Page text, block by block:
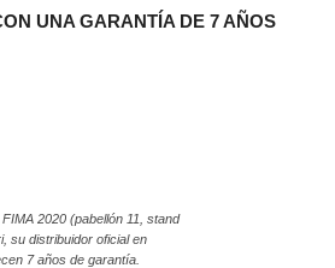
UNA GARANTÍA DE 7 AÑOS
2020 (pabellón 11, stand
su distribuidor oficial en
7 años de garantía.